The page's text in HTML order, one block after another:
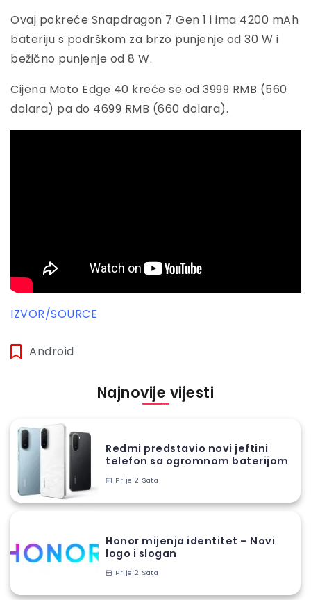
Ovaj pokreće Snapdragon 7 Gen 1 i ima 4200 mAh
bateriju s podrškom za brzo punjenje od 30 W i
bežično punjenje od 8 W.
Cijena Moto Edge 40 kreće se od 3999 RMB (560
dolara) pa do 4699 RMB (660 dolara).
IZVOR/SOURCE
Android
Najnovije vijesti
Redmi predstavio novi jeftini
telefon sa ogromnom baterijom
Prije 2 Sata
Honor mijenja identitet – Novi
logo i slogan
Prije 2 Sata